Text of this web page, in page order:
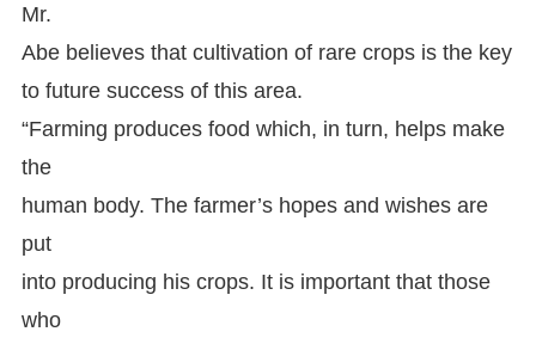
Mr.
Abe believes that cultivation of rare crops is the key
to future success of this area.
“Farming produces food which, in turn, helps make
the
human body. The farmer’s hopes and wishes are
put
into producing his crops. It is important that those
who